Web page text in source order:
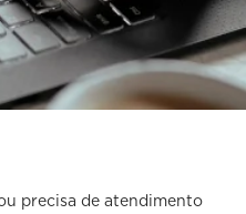
precisa de atendimento